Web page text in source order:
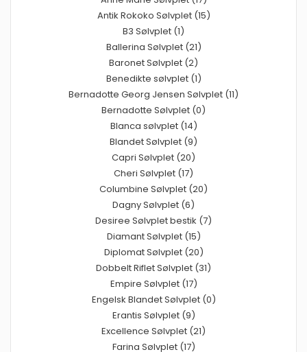
Antik Rokoko Sølvplet (15)
B3 Sølvplet (1)
Ballerina Sølvplet (21)
Baronet Sølvplet (2)
Benedikte sølvplet (1)
Bernadotte Georg Jensen Sølvplet (11)
Bernadotte Sølvplet (0)
Blanca sølvplet (14)
Blandet Sølvplet (9)
Capri Sølvplet (20)
Cheri Sølvplet (17)
Columbine Sølvplet (20)
Dagny Sølvplet (6)
Desiree Sølvplet bestik (7)
Diamant Sølvplet (15)
Diplomat Sølvplet (20)
Dobbelt Riflet Sølvplet (31)
Empire Sølvplet (17)
Engelsk Blandet Sølvplet (0)
Erantis Sølvplet (9)
Excellence Sølvplet (21)
Farina Sølvplet (17)